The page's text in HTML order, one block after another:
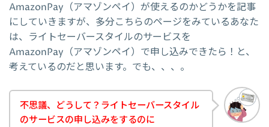
AmazonPay（アマゾンペイ）が使えるのかどうかを記事
にしていきますが、多分こちらのページをみているあなた
は、ライトセーバースタイルのサービスを
AmazonPay（アマゾンペイ）で申し込みできたら！と、
考えているのだと思います。でも、、、。
不思議、どうして？ライトセーバースタイル
のサービスの申し込みをするのに